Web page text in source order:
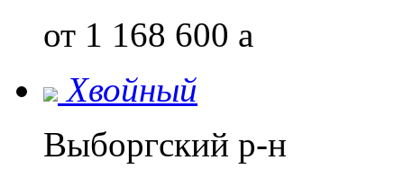
от 1 168 600 a
Хвойный
Выборгский р-н